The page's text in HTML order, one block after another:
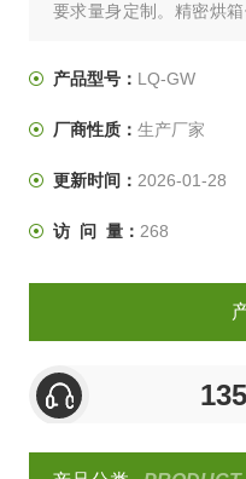
要求量身定制。精密烘
产品型号： LQ-GW
厂商性质： 生产厂家
更新时间： 2026-01-28
访 问 量： 268